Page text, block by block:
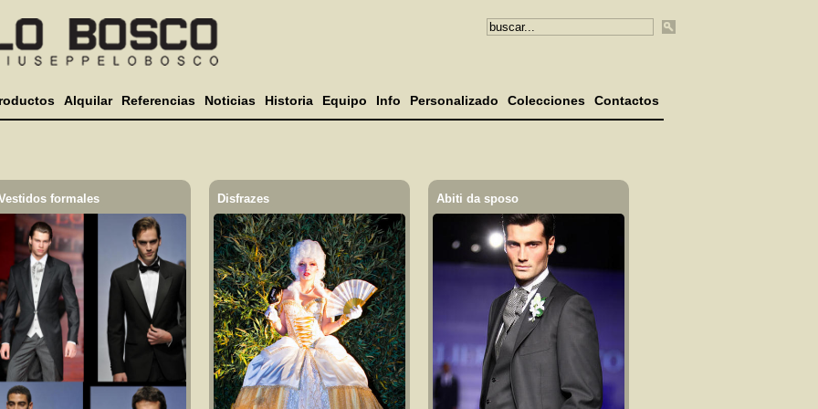
Alquilar Referencias Noticias Historia Equipo Info Personalizado Colecciones Contactos
formales Disfrazes Abiti da sposo